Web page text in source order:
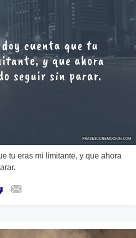
tu eras mi limitante, y que ahora